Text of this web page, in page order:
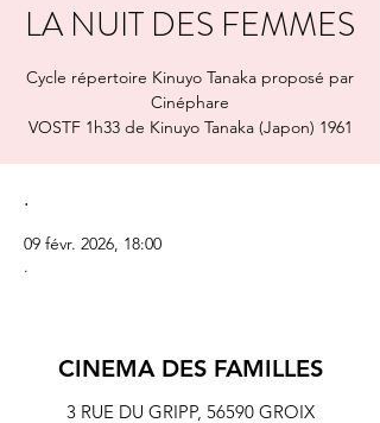
LA NUIT DES FEMMES
Cycle répertoire Kinuyo Tanaka proposé par
Cinéphare
VOSTF 1h33 de Kinuyo Tanaka (Japon) 1961
.
09 févr. 2026, 18:00
.
CINEMA DES FAMILLES
3 RUE DU GRIPP, 56590 GROIX